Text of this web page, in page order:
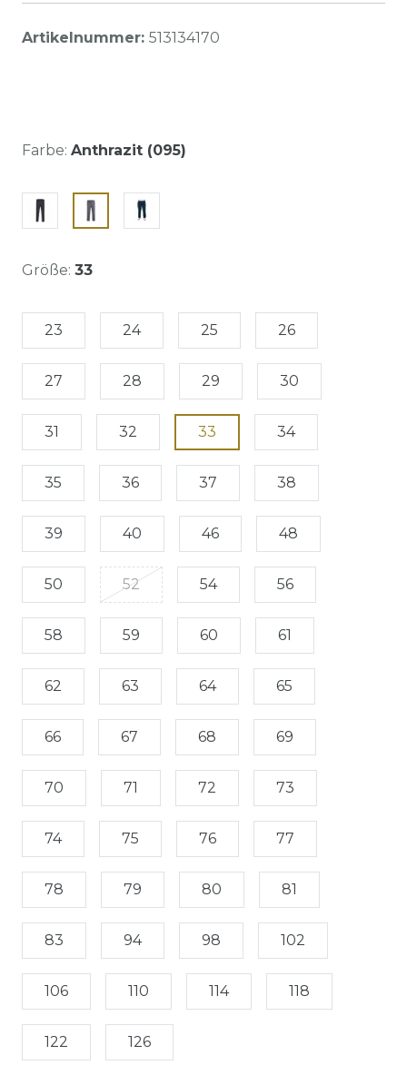
Artikelnummer: 513134170
Farbe: Anthrazit (095)
Größe: 33
23 24 25 26
27 28 29 30
31 32 33 34
35 36 37 38
39 40 46 48
50 52 54 56
58 59 60 61
62 63 64 65
66 67 68 69
70 71 72 73
74 75 76 77
78 79 80 81
83 94 98 102
106 110 114 118
122 126